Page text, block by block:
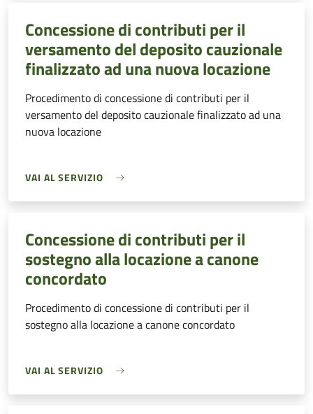
Concessione di contributi per il
versamento del deposito cauzionale
finalizzato ad una nuova locazione
Procedimento di concessione di contributi per il
versamento del deposito cauzionale finalizzato ad una
nuova locazione
VAI AL SERVIZIO
Concessione di contributi per il
sostegno alla locazione a canone
concordato
Procedimento di concessione di contributi per il
sostegno alla locazione a canone concordato
VAI AL SERVIZIO